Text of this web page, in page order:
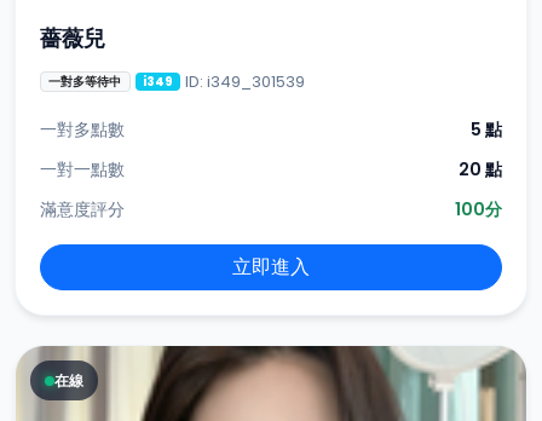
薔薇兒
一對多等待中 i349 ID: i349_301539
一對多點數
5 點
一對一點數
20 點
滿意度評分
100分
立即進入
在線